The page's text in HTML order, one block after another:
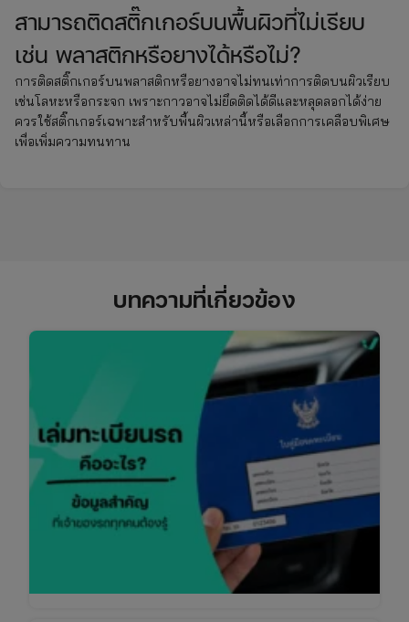
สามารถติดสติ๊กเกอร์บนพื้นผิวที่ไม่เรียบ
เช่น พลาสติกหรือยางได้หรือไม่?
การติดสติ๊กเกอร์บนพลาสติกหรือยางอาจไม่ทนเท่าการติดบนผิวเรียบ
เช่นโลหะหรือกระจก เพราะกาวอาจไม่ยึดติดได้ดีและหลุดลอกได้ง่าย
ควรใช้สติ๊กเกอร์เฉพาะสำหรับพื้นผิวเหล่านี้หรือเลือกการเคลือบพิเศษ
เพื่อเพิ่มความทนทาน
บทความที่เกี่ยวข้อง